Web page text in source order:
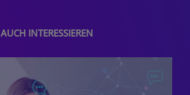
INTERESSIEREN